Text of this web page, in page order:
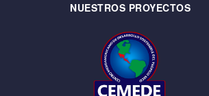
NUESTROS PROYECTOS